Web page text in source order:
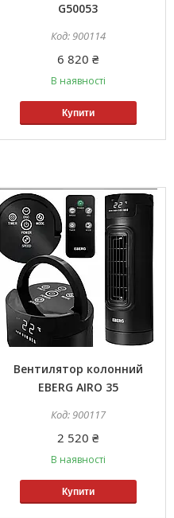
G50053
900114
6 820 ₴
В наявності
Купити
Вентилятор колонний
EBERG AIRO 35
900117
2 520 ₴
В наявності
Купити